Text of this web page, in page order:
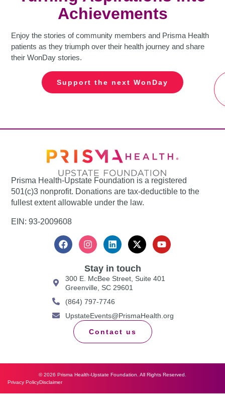
Achievements
Enjoy the stories of community members and Prisma Health
patients as they triumph over their health journey and share
their WonDay stories.
Support the next WonDay
Prisma Health-Upstate Foundation is a registered
501(c)3 nonprofit. Donations are tax-deductible to the
fullest extent allowable under the law.
EIN: 93-2009608
Stay in touch
300 E. McBee Street, Suite 401
Greenville, SC 29601
(864) 797-7746
UpstateEvents@PrismaHealth.org
Contact us
Privacy PolicyDisclaimer
© 2026 Prisma Health-Upstate Foundation. All Rights Reserved.